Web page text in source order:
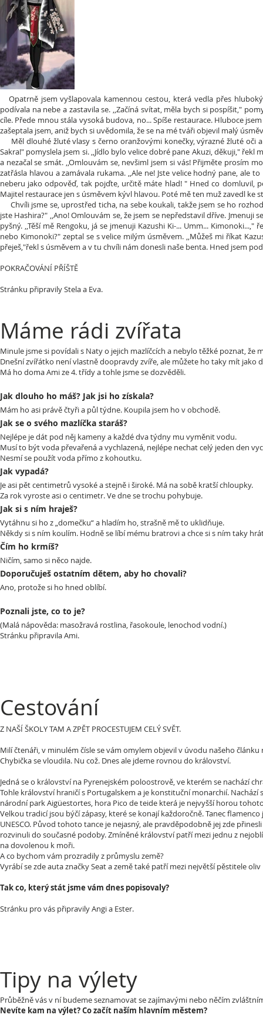
Opatrně jsem vyšlapovala kamennou cestou, která vedla přes
podívala na nebe a zastavila se. ,,Začíná svítat, měla bych si pospíšit,"
cíle. Přede mnou stála vysoká budova, no... Spíše restaurace. Hluboce
zašeptala jsem, aniž bych si uvědomila, že se na mé tváři objevil malý
Měl dlouhé žluté vlasy s černo oranžovými konečky, výrazné žluté oči
Sakra!" pomyslela jsem si. ,,Jídlo bylo velice dobré pane Akuzi, děkuji,"
a nezačal se smát. ,,Omlouvám se, nevšiml jsem si vás! Přijměte prosím
zatřásla hlavou a zamávala rukama. ,,Ale ne! Jste velice hodný pane, ale
neberu jako odpověď, tak pojďte, určitě máte hlad! " Hned co domluvil,
Majitel restaurace jen s úsměvem kývl hlavou. Poté mě ten muž zavedl ke
Chvíli jsme se, uprostřed ticha, na sebe koukali, takže jsem se ho
jste Hashira?" ,,Ano! Omlouvám se, že jsem se nepředstavil dříve. Jmenuji
pyšný. ,,Těší mě Rengoku, já se jmenuji Kazushi Ki-... Umm...
nebo Kimonoki?" zeptal se s velice milým úsměvem. ,,Můžeš mi říkat
přeješ,"řekl s úsměvem a v tu chvíli nám donesli naše benta. Hned jsem
POKRAČOVÁNÍ PŘÍŠTĚ
Stránku připravily Stela a Eva.
Máme rádi zvířata
Minule jsme si povídali s Naty o jejich mazlíčcích a nebylo těžké poznat, že
Dnešní zvířátko není vlastně doopravdy zvíře, ale můžete ho taky mít jako
Má ho doma Ami ze 4. třídy a tohle jsme se dozvěděli.
Jak dlouho ho máš? Jak jsi ho získala?
Mám ho asi právě čtyři a půl týdne. Koupila jsem ho v obchodě.
Jak se o svého mazlíčka staráš?
Nejlépe je dát pod něj kameny a každé dva týdny mu vyměnit vodu.
Musí to být voda převařená a vychlazená, nejlépe nechat celý jeden den
Nesmí se použít voda přímo z kohoutku.
Jak vypadá?
Je asi pět centimetrů vysoké a stejně i široké. Má na sobě kratší chloupky.
Za rok vyroste asi o centimetr. Ve dne se trochu pohybuje.
Jak si s ním hraješ?
Vytáhnu si ho z „domečku“ a hladím ho, strašně mě to uklidňuje.
Někdy si s ním koulím. Hodně se líbí mému bratrovi a chce si s ním taky
Čím ho krmíš?
Ničím, samo si něco najde.
Doporučuješ ostatním dětem, aby ho chovali?
Ano, protože si ho hned oblíbí.
Poznali jste, co to je?
(Malá nápověda: masožravá rostlina, řasokoule, lenochod vodní.)
Stránku připravilaAmi.
Cestování
Z NAŠÍ ŠKOLY TAM A ZPĚT PROCESTUJEM CELÝ SVĚT.
Milí čtenáři, v minulém čísle se vám omylem objevil v úvodu našeho
Chybička se vloudila. Nu což. Dnes ale jdeme rovnou do království.
Jedná se o království na Pyrenejském poloostrově, ve kterém se nachází
Tohle království hraničí s Portugalskem a je konstituční monarchií. Nachází
národní park Aigüestortes, hora Pico de teide která je nejvyšší horou
Velkou tradicí jsou býčí zápasy, které se konají každoročně. Tanec
UNESCO. Původ tohoto tance je nejasný, ale pravděpodobně jej zde
rozvinuli do současné podoby. Zmíněné království patří mezi jednu z
na dovolenou k moři.
A co bychom vám prozradily z průmyslu země?
Vyrábí se zde auta značky Seat a země také patří mezi největší pěstitele oliv
Tak co, který stát jsme vám dnes popisovaly?
Stránku pro vás připravily Angi a Ester.
Tipy na výlety
Průběžně vás v ní budeme seznamovat se zajímavými nebo něčím
Nevíte kam na výlet? Co začít naším hlavním městem?